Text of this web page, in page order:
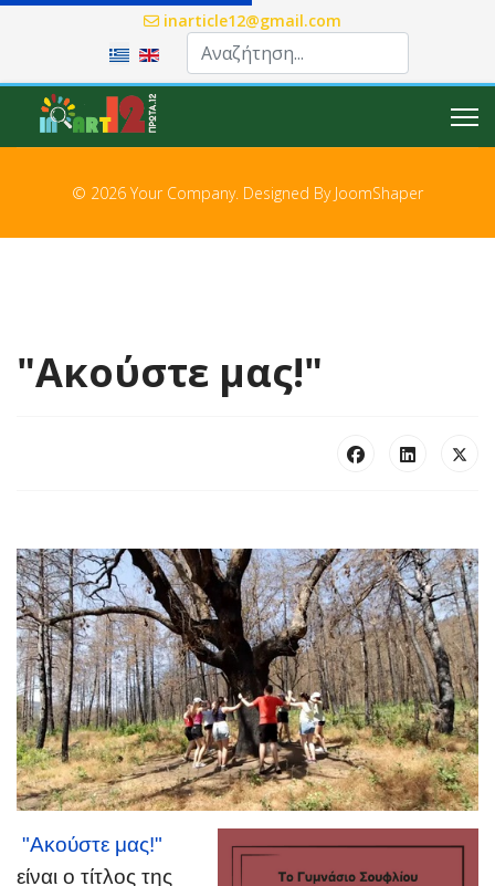
inarticle12@gmail.com
Επιλέξτε τη γλώσσα σας
© 2026 Your Company. Designed By JoomShaper
"Ακούστε μας!"
"Ακούστε μας!"
είναι ο τίτλος της